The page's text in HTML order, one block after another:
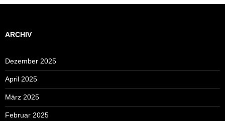
ARCHIV
Dezember 2025
April 2025
März 2025
Februar 2025